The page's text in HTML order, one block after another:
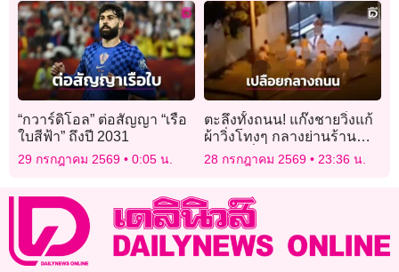
“กวาร์ดิโอล” ต่อสัญญา “เรือ
ใบสีฟ้า” ถึงปี 2031
29 กรกฎาคม 2569 0:05 น.
ตะลึงทั้งถนน! แก๊งชายวิ่งแก้
ผ้าวิ่งโทงๆ กลางย่านร้าน
อาหารชื่อดังในออสเตรเลีย
28 กรกฎาคม 2569 23:36 น.